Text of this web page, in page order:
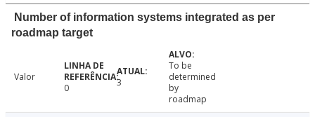
Number of information systems integrated as per
roadmap target
Valor
0
3
To be
determined
by
roadmap